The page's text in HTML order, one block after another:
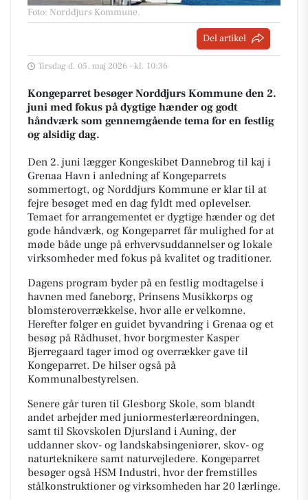
Foto: Norddjurs Kommune.
Del artikel
Tirsdag d. 05. maj 2026 - kl. 10:36
Kongeparret besøger Norddjurs Kommune den 2.
juni med fokus på dygtige hænder og godt
håndværk som gennemgående tema for en festlig
og alsidig dag.
Den 2. juni lægger Kongeskibet Dannebrog til kaj i
Grenaa Havn i anledning af Kongeparrets
sommertogt, og Norddjurs Kommune er klar til at
fejre besøget med en dag fyldt med oplevelser.
Temaet for arrangementet er dygtige hænder og det
gode håndværk, og Kongeparret får mulighed for at
møde både unge på erhvervsuddannelser og lokale
virksomheder med fokus på kvalitet og traditioner.
Dagens program byder på en festlig modtagelse i
havnen med faneborg, Prinsens Musikkorps og
blomsteroverrækkelse, hvor alle er velkomne.
Herefter følger en guidet byvandring i Grenaa og et
besøg på Rådhuset, hvor borgmester Kasper
Bjerregaard tager imod og overrækker gave til
Kongeparret. De hilser også på
Kommunalbestyrelsen.
Senere går turen til Glesborg Skole, som blandt
andet arbejder med juniormesterlæreordningen,
samt til Skovskolen Djursland i Auning, der
uddanner skov- og landskabsingeniører, skov- og
naturteknikere samt naturvejledere. Kongeparret
besøger også HSM Industri, hvor der fremstilles
stålkonstruktioner og virksomheden har 20 lærlinge.